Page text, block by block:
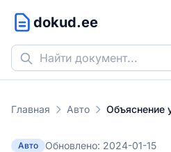
dokud.ee
Главная Авто Объяснение
Авто Обновлено: 2024-01-15